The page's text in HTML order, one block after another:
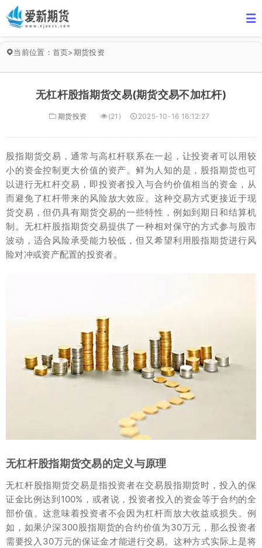
当前位置： 首页>期货投资
无杠杆股指期货交易(期货交易不加杠杆)
期货投资 (21) 2025-10-16 16:12:27
股指期货交易，通常与高杠杆联系在一起，让投资者可以用较
小的资金控制更大价值的资产。鲜为人知的是，股指期货也可
以进行无杠杆交易，即投资者投入与合约价值相当的资金，从
而避免了杠杆带来的风险放大效应。这种交易方式更接近于现
货交易，但仍具有期货交易的一些特性，例如到期日和结算机
制。无杠杆股指期货交易提供了一种相对保守的方式参与股市
波动，适合风险承受能力较低，但又希望利用股指期货进行风
险对冲或资产配置的投资者。
无杠杆股指期货交易的定义与原理
无杠杆股指期货交易是指投资者在交易股指期货时，投入的保
证金比例达到100%，或者说，投资者投入的资金等于合约的全
部价值。这意味着投资者不会因为杠杆而放大收益或损失。例
如，如果沪深300股指期货的合约价值为30万元，那么投资者
需要投入30万元的保证金才能进行交易。这种方式实际上是将